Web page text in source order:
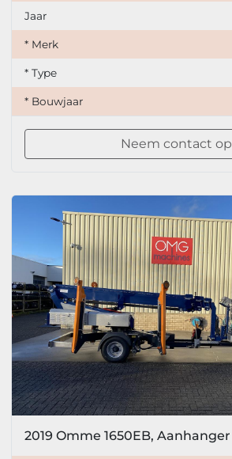
Jaar
* Merk
* Type
* Bouwjaar
Neem contact op